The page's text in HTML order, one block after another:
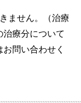
ません。（治療
療分について
問い合わせく